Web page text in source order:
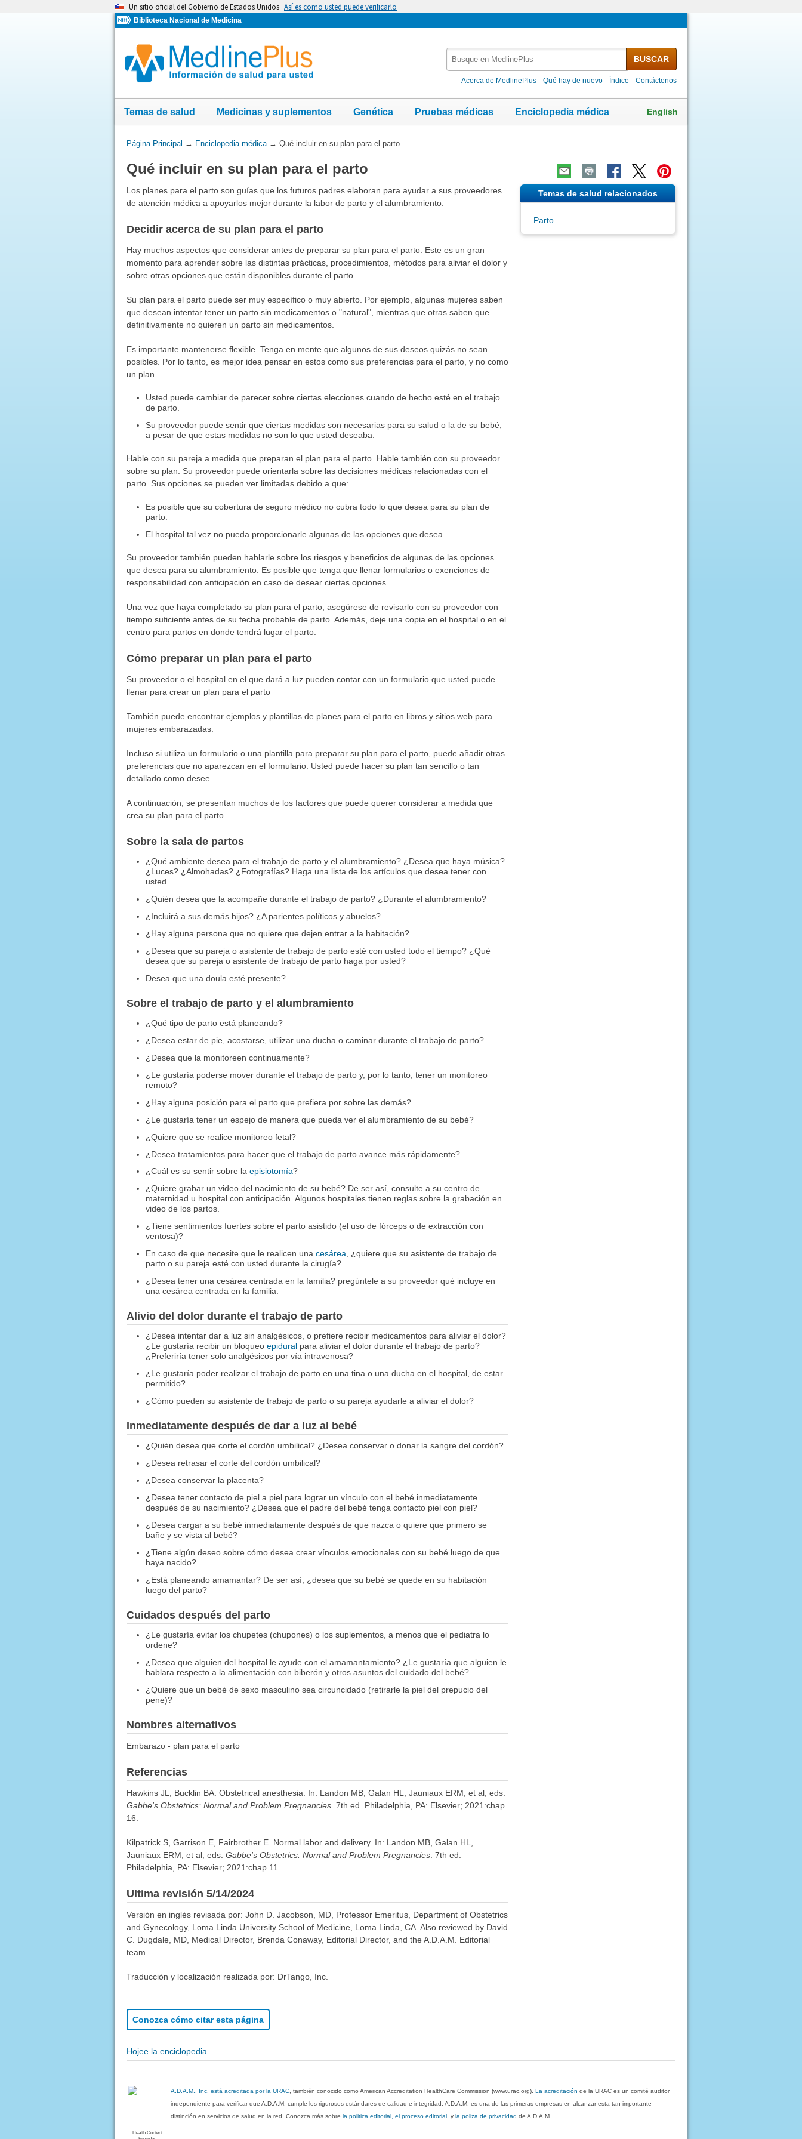
Un sitio oficial del Gobierno de Estados Unidos Así es como usted puede verificarlo
Biblioteca Nacional de Medicina
MedlinePlus
BUSCAR
Acerca de MedlinePlus Qué hay de nuevo Índice Contáctenos
Temas de salud Medicinas y suplementos Genética Pruebas médicas Enciclopedia médica English
Usted
aquí:
Página Principal → Enciclopedia médica→ Qué incluir en su plan para el parto
Qué incluir en su plan para el parto
Los planes para el parto son guías que los futuros padres elaboran para ayudar a sus proveedores
de atención médica a apoyarlos mejor durante la labor de parto y el alumbramiento.
Decidir acerca de su plan para el parto
Hay muchos aspectos que considerar antes de preparar su plan para el parto. Este es un gran
momento para aprender sobre las distintas prácticas, procedimientos, métodos para aliviar el dolor y
sobre otras opciones que están disponibles durante el parto.
Su plan para el parto puede ser muy específico o muy abierto. Por ejemplo, algunas mujeres saben
que desean intentar tener un parto sin medicamentos o "natural", mientras que otras saben que
definitivamente no quieren un parto sin medicamentos.
Es importante mantenerse flexible. Tenga en mente que algunos de sus deseos quizás no sean
posibles. Por lo tanto, es mejor idea pensar en estos como sus preferencias para el parto, y no como
un plan.
Usted puede cambiar de parecer sobre ciertas elecciones cuando de hecho esté en el trabajo
de parto.
Su proveedor puede sentir que ciertas medidas son necesarias para su salud o la de su bebé,
a pesar de que estas medidas no son lo que usted deseaba.
Hable con su pareja a medida que preparan el plan para el parto. Hable también con su proveedor
sobre su plan. Su proveedor puede orientarla sobre las decisiones médicas relacionadas con el
parto. Sus opciones se pueden ver limitadas debido a que:
Es posible que su cobertura de seguro médico no cubra todo lo que desea para su plan de
parto.
El hospital tal vez no pueda proporcionarle algunas de las opciones que desea.
Su proveedor también pueden hablarle sobre los riesgos y beneficios de algunas de las opciones
que desea para su alumbramiento. Es posible que tenga que llenar formularios o exenciones de
responsabilidad con anticipación en caso de desear ciertas opciones.
Una vez que haya completado su plan para el parto, asegúrese de revisarlo con su proveedor con
tiempo suficiente antes de su fecha probable de parto. Además, deje una copia en el hospital o en el
centro para partos en donde tendrá lugar el parto.
Cómo preparar un plan para el parto
Su proveedor o el hospital en el que dará a luz pueden contar con un formulario que usted puede
llenar para crear un plan para el parto
También puede encontrar ejemplos y plantillas de planes para el parto en libros y sitios web para
mujeres embarazadas.
Incluso si utiliza un formulario o una plantilla para preparar su plan para el parto, puede añadir otras
preferencias que no aparezcan en el formulario. Usted puede hacer su plan tan sencillo o tan
detallado como desee.
A continuación, se presentan muchos de los factores que puede querer considerar a medida que
crea su plan para el parto.
Sobre la sala de partos
¿Qué ambiente desea para el trabajo de parto y el alumbramiento? ¿Desea que haya música?
¿Luces? ¿Almohadas? ¿Fotografías? Haga una lista de los artículos que desea tener con
usted.
¿Quién desea que la acompañe durante el trabajo de parto? ¿Durante el alumbramiento?
¿Incluirá a sus demás hijos? ¿A parientes políticos y abuelos?
¿Hay alguna persona que no quiere que dejen entrar a la habitación?
¿Desea que su pareja o asistente de trabajo de parto esté con usted todo el tiempo? ¿Qué
desea que su pareja o asistente de trabajo de parto haga por usted?
Desea que una doula esté presente?
Sobre el trabajo de parto y el alumbramiento
¿Qué tipo de parto está planeando?
¿Desea estar de pie, acostarse, utilizar una ducha o caminar durante el trabajo de parto?
¿Desea que la monitoreen continuamente?
¿Le gustaría poderse mover durante el trabajo de parto y, por lo tanto, tener un monitoreo
remoto?
¿Hay alguna posición para el parto que prefiera por sobre las demás?
¿Le gustaría tener un espejo de manera que pueda ver el alumbramiento de su bebé?
¿Quiere que se realice monitoreo fetal?
¿Desea tratamientos para hacer que el trabajo de parto avance más rápidamente?
¿Cuál es su sentir sobre laepisiotomía?
¿Quiere grabar un video del nacimiento de su bebé? De ser así, consulte a su centro de
maternidad u hospital con anticipación. Algunos hospitales tienen reglas sobre la grabación en
video de los partos.
¿Tiene sentimientos fuertes sobre el parto asistido (el uso de fórceps o de extracción con
ventosa)?
En caso de que necesite que le realicen unacesárea, ¿quiere que su asistente de trabajo de
parto o su pareja esté con usted durante la cirugía?
¿Desea tener una cesárea centrada en la familia? pregúntele a su proveedor qué incluye en
una cesárea centrada en la familia.
Alivio del dolor durante el trabajo de parto
¿Desea intentar dar a luz sin analgésicos, o prefiere recibir medicamentos para aliviar el dolor?
¿Le gustaría recibir un bloqueoepidural para aliviar el dolor durante el trabajo de parto?
¿Preferiría tener solo analgésicos por vía intravenosa?
¿Le gustaría poder realizar el trabajo de parto en una tina o una ducha en el hospital, de estar
permitido?
¿Cómo pueden su asistente de trabajo de parto o su pareja ayudarle a aliviar el dolor?
Inmediatamente después de dar a luz al bebé
¿Quién desea que corte el cordón umbilical? ¿Desea conservar o donar la sangre del cordón?
¿Desea retrasar el corte del cordón umbilical?
¿Desea conservar la placenta?
¿Desea tener contacto de piel a piel para lograr un vínculo con el bebé inmediatamente
después de su nacimiento? ¿Desea que el padre del bebé tenga contacto piel con piel?
¿Desea cargar a su bebé inmediatamente después de que nazca o quiere que primero se
bañe y se vista al bebé?
¿Tiene algún deseo sobre cómo desea crear vínculos emocionales con su bebé luego de que
haya nacido?
¿Está planeando amamantar? De ser así, ¿desea que su bebé se quede en su habitación
luego del parto?
Cuidados después del parto
¿Le gustaría evitar los chupetes (chupones) o los suplementos, a menos que el pediatra lo
ordene?
¿Desea que alguien del hospital le ayude con el amamantamiento? ¿Le gustaría que alguien le
hablara respecto a la alimentación con biberón y otros asuntos del cuidado del bebé?
¿Quiere que un bebé de sexo masculino sea circuncidado (retirarle la piel del prepucio del
pene)?
Nombres alternativos
Embarazo - plan para el parto
Referencias
Hawkins JL, Bucklin BA. Obstetrical anesthesia. In: Landon MB, Galan HL, Jauniaux ERM, et al, eds.
Gabbe's Obstetrics: Normal and Problem Pregnancies. 7th ed. Philadelphia, PA: Elsevier; 2021:chap
16.
Kilpatrick S, Garrison E, Fairbrother E. Normal labor and delivery. In: Landon MB, Galan HL,
Jauniaux ERM, et al, eds. Gabbe's Obstetrics: Normal and Problem Pregnancies. 7th ed.
Philadelphia, PA: Elsevier; 2021:chap 11.
Ultima revisión 5/14/2024
Versión en inglés revisada por: John D. Jacobson, MD, Professor Emeritus, Department of Obstetrics
and Gynecology, Loma Linda University School of Medicine, Loma Linda, CA. Also reviewed by David
C. Dugdale, MD, Medical Director, Brenda Conaway, Editorial Director, and the A.D.A.M. Editorial
team.
Traducción y localización realizada por: DrTango, Inc.
Conozca cómo citar esta página
Hojee la enciclopedia
Temas de salud relacionados
Parto
Health Content
A.D.A.M., Inc. está acreditada por la URAC , también conocido como American Accreditation HealthCare Commission (www.urac.org).La acreditación de la URAC es un comité auditor
independiente para verificar que A.D.A.M. cumple los rigurosos estándares de calidad e integridad. A.D.A.M. es una de las primeras empresas en alcanzar esta tan importante
distinción en servicios de salud en la red. Conozca más sobrela politica editorial, el proceso editorial , yla poliza de privacidad de A.D.A.M.